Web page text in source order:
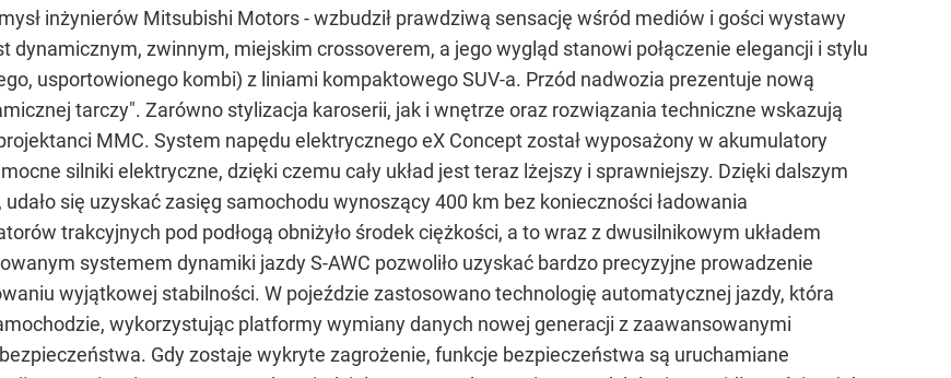
inżynierów Mitsubishi Motors - wzbudził prawdziwą sensację wśród mediów i gości wystawy
dynamicznym, zwinnym, miejskim crossoverem, a jego wygląd stanowi połączenie elegancji i stylu
usportowionego kombi) z liniami kompaktowego SUV-a. Przód nadwozia prezentuje nową
tarczy". Zarówno stylizacja karoserii, jak i wnętrze oraz rozwiązania techniczne wskazują
MMC. System napędu elektrycznego eX Concept został wyposażony w akumulatory
silniki elektryczne, dzięki czemu cały układ jest teraz lżejszy i sprawniejszy. Dzięki dalszym
się uzyskać zasięg samochodu wynoszący 400 km bez konieczności ładowania
trakcyjnych pod podłogą obniżyło środek ciężkości, a to wraz z dwusilnikowym układem
systemem dynamiki jazdy S-AWC pozwoliło uzyskać bardzo precyzyjne prowadzenie
wyjątkowej stabilności. W pojeździe zastosowano technologię automatycznej jazdy, która
wykorzystując platformy wymiany danych nowej generacji z zaawansowanymi
Gdy zostaje wykryte zagrożenie, funkcje bezpieczeństwa są uruchamiane